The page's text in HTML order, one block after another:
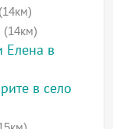
(14км)
(14км)
Елена в
в село